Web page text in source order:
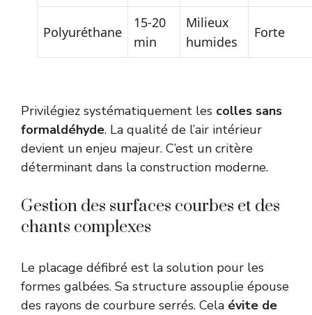
Polyuréthane
15-20
min
Milieux
humides
Forte
Privilégiez systématiquement les colles sans
formaldéhyde. La qualité de l’air intérieur
devient un enjeu majeur. C’est un critère
déterminant dans la construction moderne.
Gestion des surfaces courbes et des
chants complexes
Le placage défibré est la solution pour les
formes galbées. Sa structure assouplie épouse
des rayons de courbure serrés. Cela évite de